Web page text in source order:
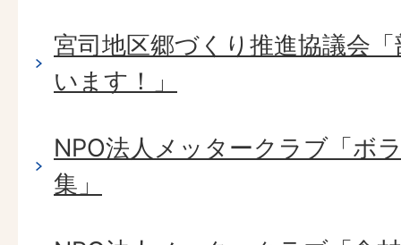
宮司地区郷づくり推進協議会
います！」
NPO法人メッタークラブ「ボ
集」